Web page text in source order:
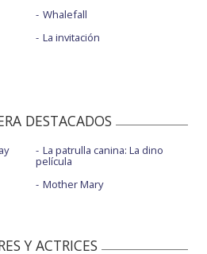
Whalefall
La invitación
DESTACADOS
La patrulla canina: La dino
película
Mother Mary
Y ACTRICES